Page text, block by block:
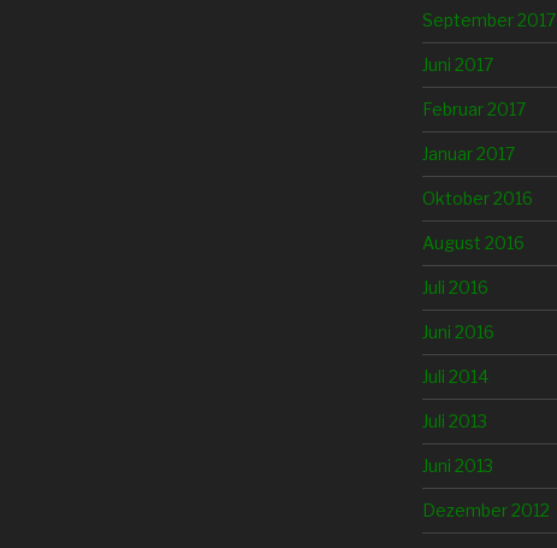
September 2017
Juni 2017
Februar 2017
Januar 2017
Oktober 2016
August 2016
Juli 2016
Juni 2016
Juli 2014
Juli 2013
Juni 2013
Dezember 2012